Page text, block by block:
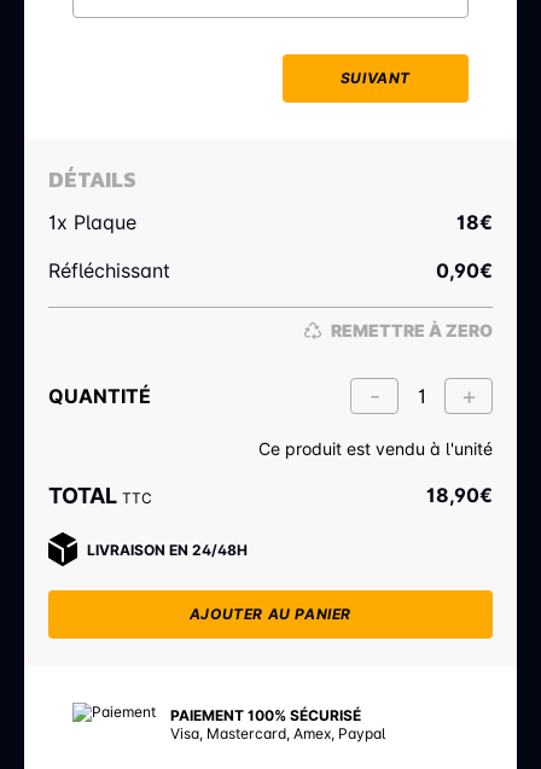
SUIVANT
DÉTAILS
1x Plaque 18€
Réfléchissant
0,90€
REMETTRE À ZERO
QUANTITÉ
Ce produit est vendu à l'unité
TOTAL TTC 18,90€
LIVRAISON EN 24/48H
AJOUTER AU PANIER
PAIEMENT 100% SÉCURISÉ
Visa, Mastercard, Amex, Paypal